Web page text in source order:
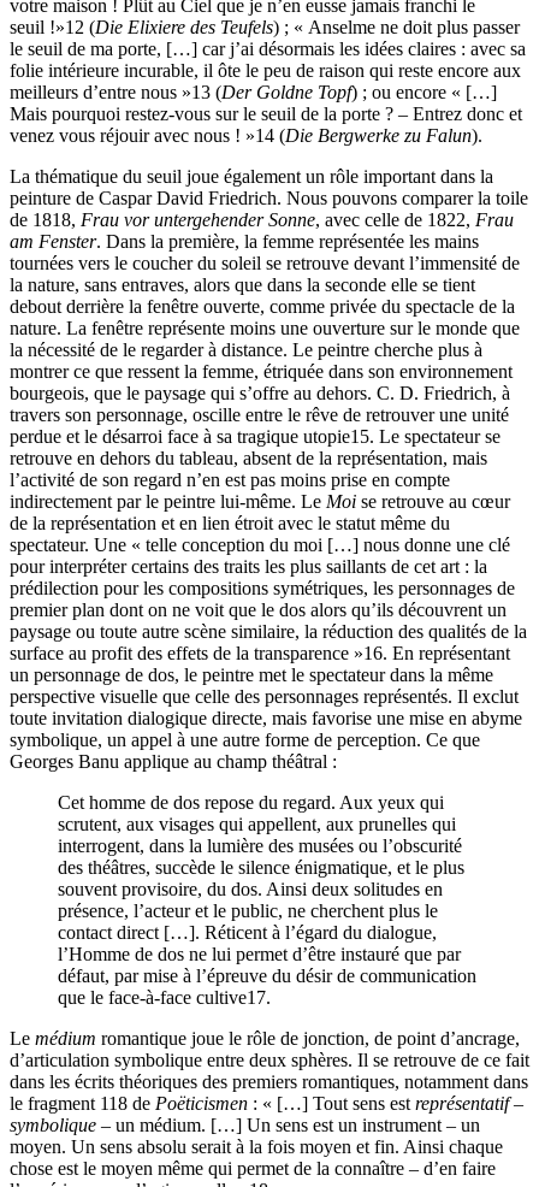
votre maison ! Plût au Ciel que je n’en eusse jamais franchi le
seuil !»12 (Die Elixiere des Teufels) ; « Anselme ne doit plus passer
le seuil de ma porte, […] car j’ai désormais les idées claires : avec sa
folie intérieure incurable, il ôte le peu de raison qui reste encore aux
meilleurs d’entre nous »13 (Der Goldne Topf) ; ou encore « […]
Mais pourquoi restez-vous sur le seuil de la porte ? – Entrez donc et
venez vous réjouir avec nous ! »14 (Die Bergwerke zu Falun).
La thématique du seuil joue également un rôle important dans la
peinture de Caspar David Friedrich. Nous pouvons comparer la toile
de 1818, Frau vor untergehender Sonne, avec celle de 1822, Frau
am Fenster. Dans la première, la femme représentée les mains
tournées vers le coucher du soleil se retrouve devant l’immensité de
la nature, sans entraves, alors que dans la seconde elle se tient
debout derrière la fenêtre ouverte, comme privée du spectacle de la
nature. La fenêtre représente moins une ouverture sur le monde que
la nécessité de le regarder à distance. Le peintre cherche plus à
montrer ce que ressent la femme, étriquée dans son environnement
bourgeois, que le paysage qui s’offre au dehors. C. D. Friedrich, à
travers son personnage, oscille entre le rêve de retrouver une unité
perdue et le désarroi face à sa tragique utopie15. Le spectateur se
retrouve en dehors du tableau, absent de la représentation, mais
l’activité de son regard n’en est pas moins prise en compte
indirectement par le peintre lui-même. Le Moi se retrouve au cœur
de la représentation et en lien étroit avec le statut même du
spectateur. Une « telle conception du moi […] nous donne une clé
pour interpréter certains des traits les plus saillants de cet art : la
prédilection pour les compositions symétriques, les personnages de
premier plan dont on ne voit que le dos alors qu’ils découvrent un
paysage ou toute autre scène similaire, la réduction des qualités de la
surface au profit des effets de la transparence »16. En représentant
un personnage de dos, le peintre met le spectateur dans la même
perspective visuelle que celle des personnages représentés. Il exclut
toute invitation dialogique directe, mais favorise une mise en abyme
symbolique, un appel à une autre forme de perception. Ce que
Georges Banu applique au champ théâtral :
Cet homme de dos repose du regard. Aux yeux qui
scrutent, aux visages qui appellent, aux prunelles qui
interrogent, dans la lumière des musées ou l’obscurité
des théâtres, succède le silence énigmatique, et le plus
souvent provisoire, du dos. Ainsi deux solitudes en
présence, l’acteur et le public, ne cherchent plus le
contact direct […]. Réticent à l’égard du dialogue,
l’Homme de dos ne lui permet d’être instauré que par
défaut, par mise à l’épreuve du désir de communication
que le face-à-face cultive17.
Le médium romantique joue le rôle de jonction, de point d’ancrage,
d’articulation symbolique entre deux sphères. Il se retrouve de ce fait
dans les écrits théoriques des premiers romantiques, notamment dans
le fragment 118 de Poëticismen : « […] Tout sens est représentatif–
symbolique – un médium. […] Un sens est un instrument – un
moyen. Un sens absolu serait à la fois moyen et fin. Ainsi chaque
chose est le moyen même qui permet de la connaître – d’en faire